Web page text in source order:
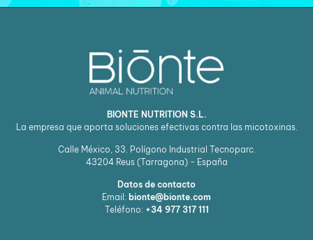
BIONTE NUTRITION S.L.
La empresa que aporta soluciones efectivas contra las micotoxinas.
Calle México, 33. Polígono Industrial Tecnoparc.
43204 Reus (Tarragona) - España
Datos de contacto
Email: bionte@bionte.com
Teléfono: +34 977 317 111